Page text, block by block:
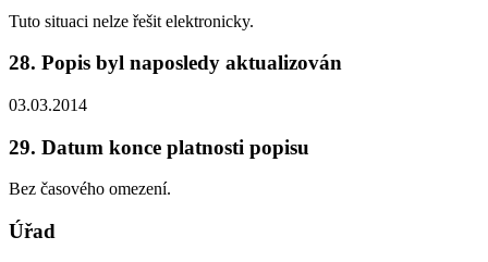
Tuto situaci nelze řešit elektronicky.
28. Popis byl naposledy aktualizován
03.03.2014
29. Datum konce platnosti popisu
Bez časového omezení.
Úřad